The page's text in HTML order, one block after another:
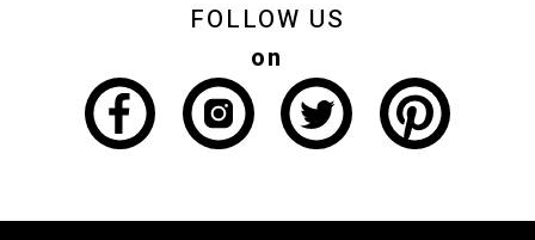
FOLLOW US
on